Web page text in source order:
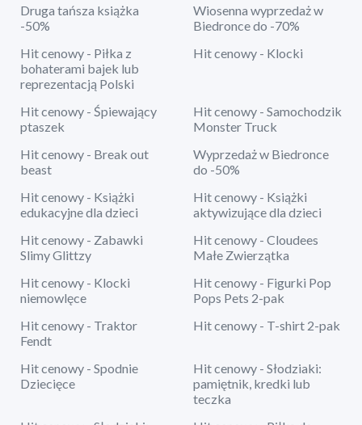
Druga tańsza książka
-50%
Wiosenna wyprzedaż w
Biedronce do -70%
Hit cenowy - Piłka z
bohaterami bajek lub
reprezentacją Polski
Hit cenowy - Klocki
Hit cenowy - Śpiewający
ptaszek
Hit cenowy - Samochodzik
Monster Truck
Hit cenowy - Break out
beast
Wyprzedaż w Biedronce
do -50%
Hit cenowy - Książki
edukacyjne dla dzieci
Hit cenowy - Książki
aktywizujące dla dzieci
Hit cenowy - Zabawki
Slimy Glittzy
Hit cenowy - Cloudees
Małe Zwierzątka
Hit cenowy - Klocki
niemowlęce
Hit cenowy - Figurki Pop
Pops Pets 2-pak
Hit cenowy - Traktor
Fendt
Hit cenowy - T-shirt 2-pak
Hit cenowy - Spodnie
Dziecięce
Hit cenowy - Słodziaki:
pamiętnik, kredki lub
teczka